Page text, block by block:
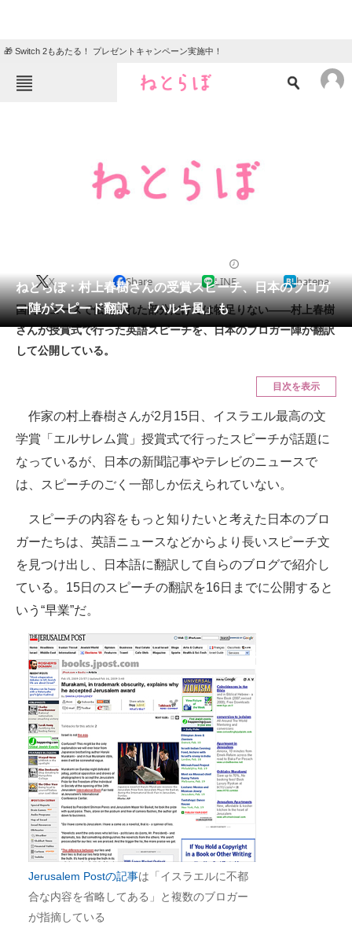
🎁 Switch 2もあたる！ プレゼントキャンペーン実施中！
クイズ
地域
会員記事
メディア
注目記事を集めた総合ページ
スマホと通信の最新トレンド
進化するPCとデバイスの未来
好きが集まる 比べて選べる
ビジネスと働き方のヒント
企業ITのトレンドを詳説
マーケ×ITの今がよく分かる
ITエンジニア向け専門サイト
企業向けIT製品の総合サイト
IT製品の技術・比較・事例
製造業のIT導入・活用を支援
モノづくり技術者専門サイト
エレクトロニクス専門サイト
電子設計の基本と応用
エネルギーの専門メディア
ねとらぼ：村上春樹さんの受賞スピーチ、日本のブロガ
ー陣がスピード翻訳 「ハルキ風」も
X Share LINE hatena
国内ニュースで伝えられた部分だけでは物足りない――村上春樹
さんが授賞式で行った英語スピーチを、日本のブロガー陣が翻訳
して公開している。
目次を表示
作家の村上春樹さんが2月15日、イスラエル最高の文
学賞「エルサレム賞」授賞式で行ったスピーチが話題に
なっているが、日本の新聞記事やテレビのニュースで
は、スピーチのごく一部しか伝えられていない。
スピーチの内容をもっと知りたいと考えた日本のブロ
ガーたちは、英語ニュースなどからより長いスピーチ文
を見つけ出し、日本語に翻訳して自らのブログで紹介し
ている。15日のスピーチの翻訳を16日までに公開すると
いう“早業”だ。
Jerusalem Postの記事は「イスラエルに不都
合な内容を省略してある」と複数のブロガー
が指摘している